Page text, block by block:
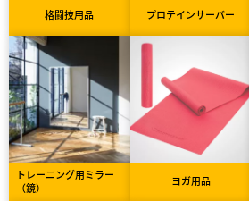
格闘技用品 プロテインサーバー
トレーニング用ミラー
（鏡）
ヨガ用品